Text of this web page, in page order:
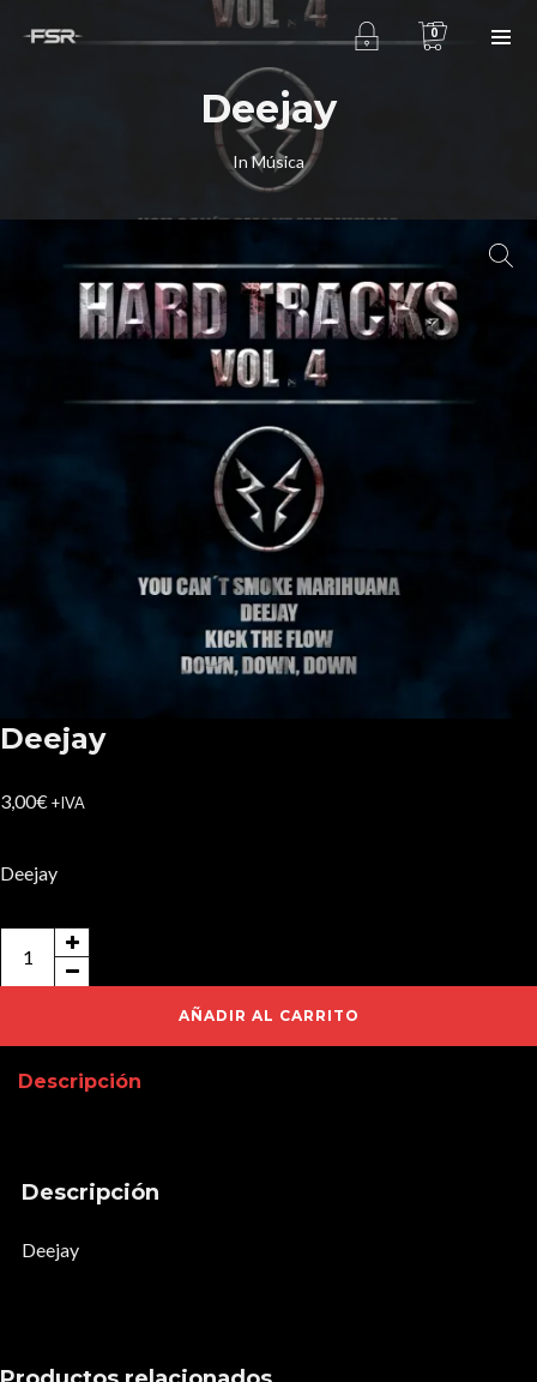
0
Deejay
InMúsica
Deejay
3,00€ +IVA
Deejay
cantidad
AÑADIR AL CARRITO
Descripción
Descripción
Deejay